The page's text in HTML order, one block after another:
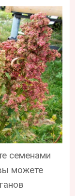
семенами
можете